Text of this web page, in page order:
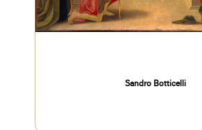
Sandro Botticelli